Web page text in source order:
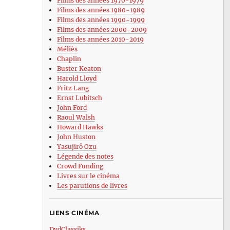
Films des années 1980-1989
Films des années 1990-1999
Films des années 2000-2009
Films des années 2010-2019
Méliès
Chaplin
Buster Keaton
Harold Lloyd
Fritz Lang
Ernst Lubitsch
John Ford
Raoul Walsh
Howard Hawks
John Huston
Yasujirô Ozu
Légende des notes
Crowd Funding
Livres sur le cinéma
Les parutions de livres
LIENS CINÉMA